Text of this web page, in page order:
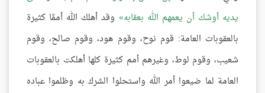
يديه أوشك أن يعمهم الله بعقابه
وقد أهلك الله أممًا كثيرة
بالعقوبات العامة: قوم نوح، وقوم هود، وقوم صالح، وقوم
شعيب، وقوم لوط، وغيرهم أمم كثيرة كلها أهلكت بالعقوبات
العامة لما ضيعوا أمر الله واستحلوا الشرك به وظلموا عباده